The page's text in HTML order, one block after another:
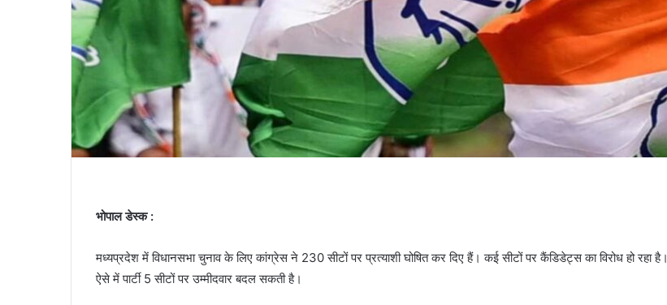
भोपाल डेस्क :
मध्यप्रदेश में विधानसभा चुनाव के लिए कांग्रेस ने 230 सीटों पर प्रत्याशी घोषित कर दिए हैं। कई सीटों पर कैंडिडेट्स का विरोध हो रहा है।
ऐसे में पार्टी 5 सीटों पर उम्मीदवार बदल सकती है।